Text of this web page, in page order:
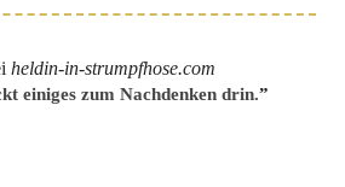
heldin-in-strumpfhose.com
einiges zum Nachdenken drin.”